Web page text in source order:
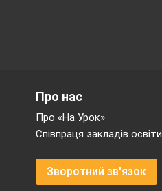
Про нас
Про «На Урок»
Співпраця закладів освіти
Зворотний зв'язок